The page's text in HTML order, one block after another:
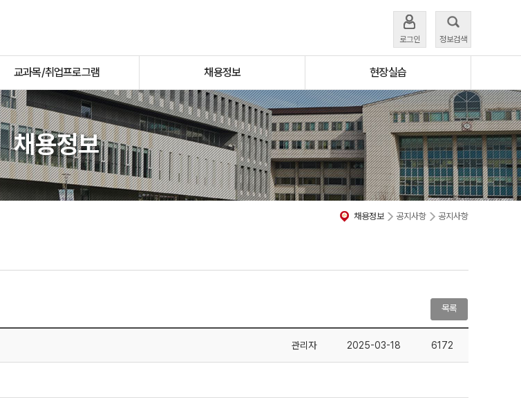
로그인 정보검색
교과목/취업프로그램 채용정보 현장실습
채용정보
채용정보 공지사항 공지사항
목록
관리자 2025-03-18 6172